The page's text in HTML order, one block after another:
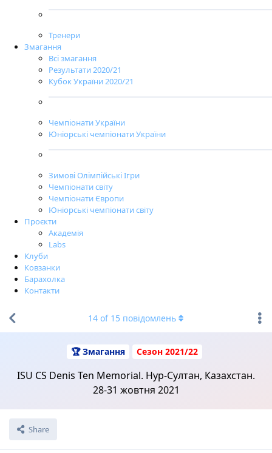
Тренери
Змагання
Всі змагання
Результати 2020/21
Кубок України 2020/21
Чемпіонати України
Юніорські чемпіонати України
Зимові Олімпійські Ігри
Чемпіонати світу
Чемпіонати Європи
Юніорські чемпіонати світу
Проєкти
Академія
Labs
Клуби
Ковзанки
Барахолка
Контакти
🏆 Змагання Сезон 2021/22
ISU CS Denis Ten Memorial. Нур-Султан, Казахстан.
28-31 жовтня 2021
Share
14 of 15 повідомлень